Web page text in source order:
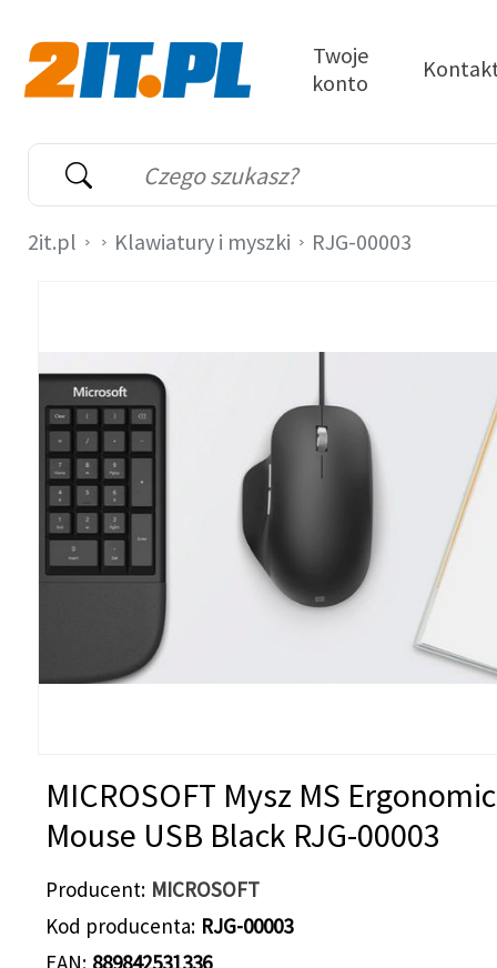
Wyszukiwarka
Słowo kluczowe
Twoje
konto
2it.pl Klawiatury i myszki RJG-00003
MICROSOFT Mysz MS Ergonomic
Mouse USB Black RJG-00003
Producent MICROSOFT
Kod producenta RJG-00003
EAN 889842531336